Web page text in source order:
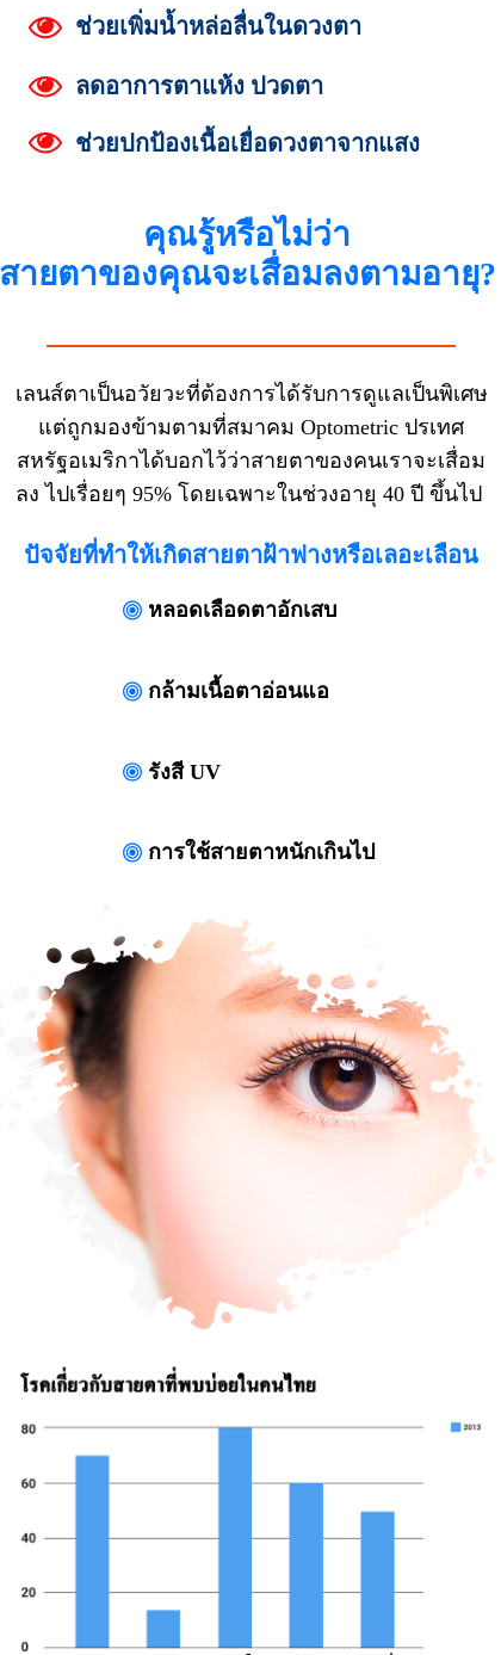
ช่วยปกป้องเนื้อเยื่อดวงตาจากแสง
ลดอาการตาแห้ง ปวดตา
ช่วยเพิ่มน้ำหล่อลื่นในดวงตา
คุณรู้หรือไม่ว่า
ายตาของคุณจะเสื่อมลงตามอายุ?
เลนส์ตาเป็นอวัยวะที่ต้องการได้รับการดูแลเป็นพิเศษ
แต่ถูกมองข้ามตามที่สมาคม Optometric ปรเทศ
สหรัฐอเมริกาได้บอกไว้ว่าสายตาของคนเราจะเสื่อม
ลง ไปเรื่อยๆ 95% โดยเฉพาะในช่วงอายุ 40 ปี ขึ้นไป
ปัจจัยที่ทำให้เกิดสายตาฝ้าฟางหรือเลอะเลือน
การใช้สายตาหนักเกินไป
รังสี UV
กล้ามเนื้อตาอ่อนแอ
หลอดเลือดตาอักเสบ